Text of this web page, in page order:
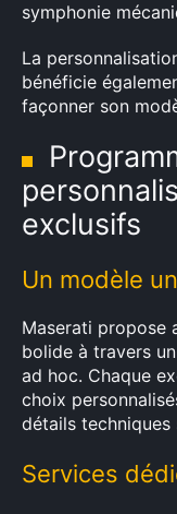
symphonie
La
bénéficie
façonner son
exclusifs
Un modèle
Maserati propose
bolide à travers
ad hoc. Chaque
choix
détails techniques
Services